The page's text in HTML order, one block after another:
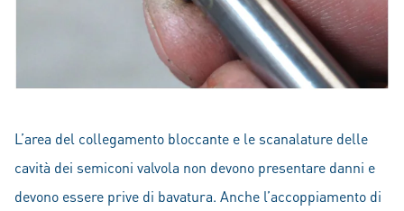
L’area del collegamento bloccante e le scanalature delle
cavità dei semiconi valvola non devono presentare danni e
devono essere prive di bavatura. Anche l’accoppiamento di